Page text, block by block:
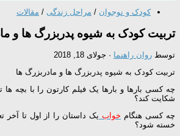
کودک و نوجوان / مراحل زندگی / مقالات
تربیت کودک به شیوه پدربزرگ ها و
توسط روان راهنما · جولای 18, 2018
تربیت کودک به شیوه پدربزرگ ها و مادربزرگ ها
چه کسی بارها و بارها یک فیلم کارتون را با بچه
شکایت کند؟
چه کسی هنگام خواب یک داستان را از اول تا
خسته شود؟